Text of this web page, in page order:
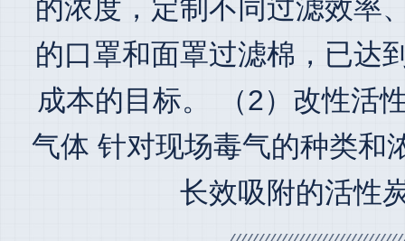
的浓度，定制不同过滤效率
的口罩和面罩过滤棉，已达
成本的目标。
（2）改性活
气体 针对现场毒气的种类和
长效吸附的活性